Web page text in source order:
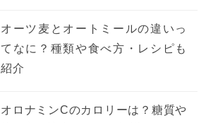
オーツ麦とオートミールの違いっ
てなに？種類や食べ方・レシピも
紹介
オロナミンCのカロリーは？糖質や